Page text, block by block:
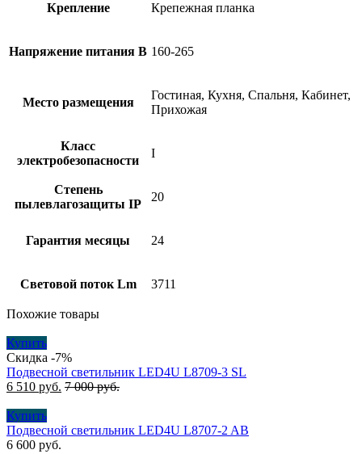
Крепление Крепежная планка
Напряжение питания В 160-265
Место размещения
Гостиная, Кухня, Спальня, Кабинет,
Прихожая
Класс
электробезопасности
I
Степень
пылевлагозащиты IP
20
Гарантия месяцы 24
Световой поток Lm 3711
Похожие товары
Купить
Скидка -7%
Подвесной светильник LED4U L8709-3 SL
6 510 руб. 7 000руб.
Купить
Подвесной светильник LED4U L8707-2 AB
6 600 руб.